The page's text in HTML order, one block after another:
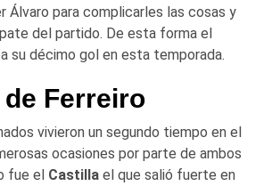
Álvaro para complicarles las cosas y
del partido. De esta forma el
su décimo gol en esta temporada.
Ferreiro
vivieron un segundo tiempo en el
ocasiones por parte de ambos
fue el Castilla el que salió fuerte en